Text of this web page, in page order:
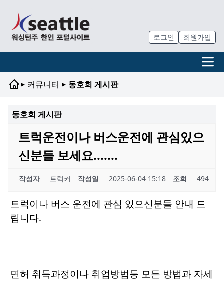
로그인 회원가입
▸ 커뮤니티 ▸ 동호회 게시판
동호회 게시판
트럭운전이나 버스운전에 관심있으
신분들 보세요.......
작성자 트럭커 작성일 2025-06-04 15:18 조회 494
트럭이나 버스 운전에 관심 있으신분들 안내 드
립니다.
면허 취득과정이나 취업방법등 모든 방법과 자세